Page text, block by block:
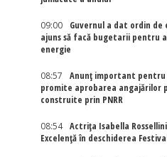
09:00
Guvernul a dat ordin de
ajuns să facă bugetarii pentru
energie
08:57
Anunț important pentru
promite aprobarea angajărilor
construite prin PNRR
08:54
Actriţa Isabella
Excelenţă în deschiderea